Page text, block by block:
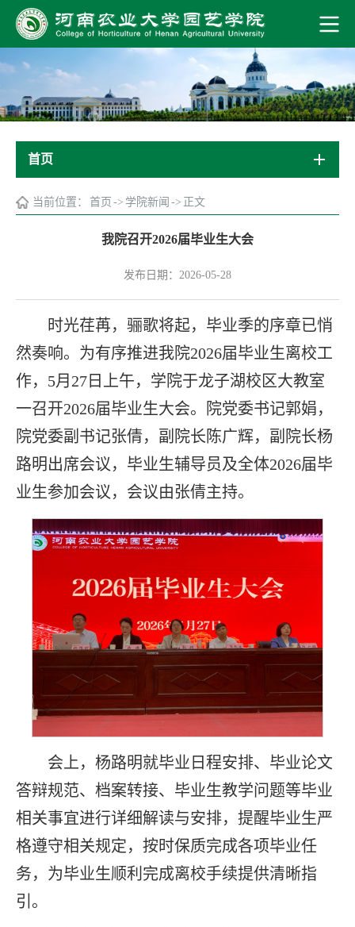
首页
当前位置： 首页 -> 学院新闻 -> 正文
我院召开2026届毕业生大会
发布日期：2026-05-28
时光荏苒，骊歌将起，毕业季的序章已悄
然奏响。为有序推进我院2026届毕业生离校工
作，5月27日上午，学院于龙子湖校区大教室
一召开2026届毕业生大会。院党委书记郭娟，
院党委副书记张倩，副院长陈广辉，副院长杨
路明出席会议，毕业生辅导员及全体2026届毕
业生参加会议，会议由张倩主持。
会上，杨路明就毕业日程安排、毕业论文
答辩规范、档案转接、毕业生教学问题等毕业
相关事宜进行详细解读与安排，提醒毕业生严
格遵守相关规定，按时保质完成各项毕业任
务，为毕业生顺利完成离校手续提供清晰指
引。